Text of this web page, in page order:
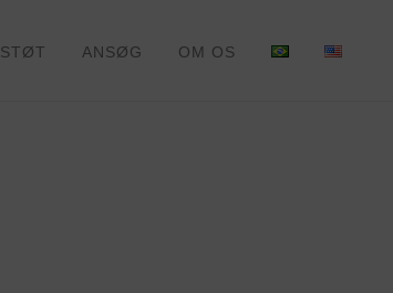
STØT ANSØG OM OS